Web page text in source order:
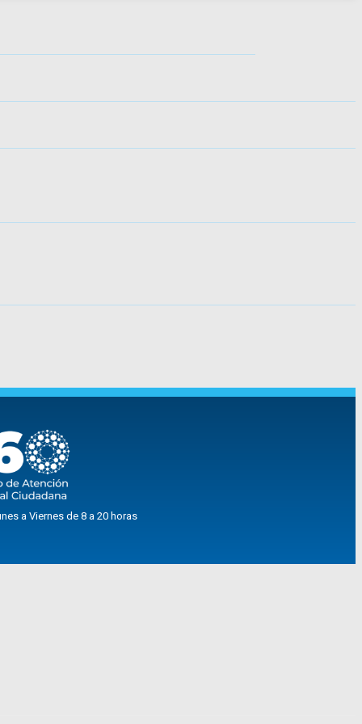
a Viernes de 8 a 20 horas